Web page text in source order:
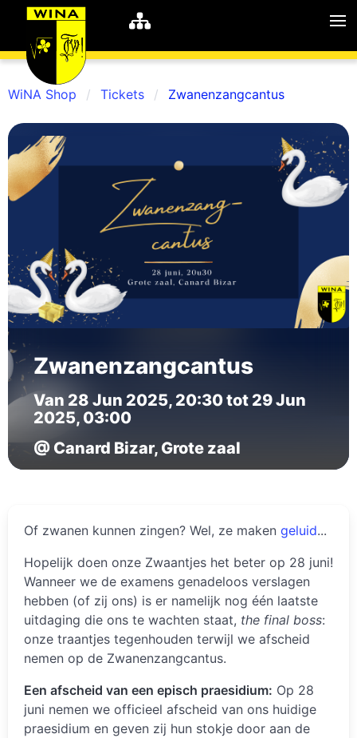
WiNA MyWiNA
Career
Shop
Studie
Schachten
WiNA Shop Tickets Zwanenzangcantus
Zwanenzangcantus
Van 28 Jun 2025, 20:30 tot 29 Jun
2025, 03:00
@ Canard Bizar, Grote zaal
Of zwanen kunnen zingen? Wel, ze maken geluid...
Hopelijk doen onze Zwaantjes het beter op 28 juni!
Wanneer we de examens genadeloos verslagen
hebben (of zij ons) is er namelijk nog één laatste
uitdaging die ons te wachten staat, the final boss:
onze traantjes tegenhouden terwijl we afscheid
nemen op de Zwanenzangcantus.
Een afscheid van een episch praesidium: Op 28
juni nemen we officieel afscheid van ons huidige
praesidium en geven zij hun stokje door aan de